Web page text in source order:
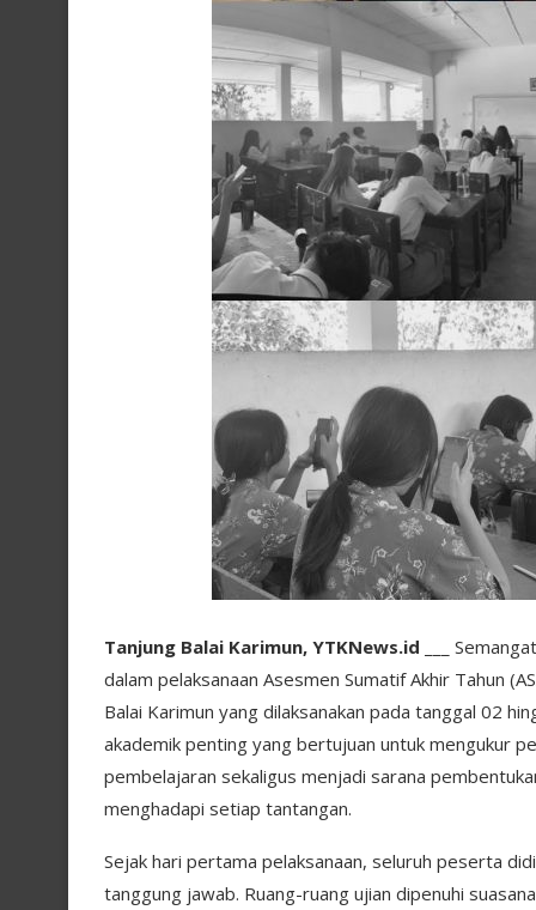
Tanjung Balai Karimun, YTKNews.id ___
dalam pelaksanaan Asesmen Sumatif Akhir Tahun
Balai Karimun yang dilaksanakan pada tanggal 02
akademik penting yang bertujuan untuk mengukur
pembelajaran sekaligus menjadi sarana
menghadapi setiap tantangan.
Sejak hari pertama pelaksanaan, seluruh peserta
tanggung jawab. Ruang-ruang ujian dipenuhi